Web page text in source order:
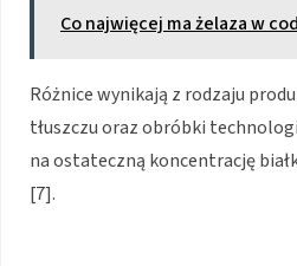
Co najwięcej ma żelaza w
Różnice wynikają z rodzaju
tłuszczu oraz obróbki
na ostateczną koncentrację
[7].